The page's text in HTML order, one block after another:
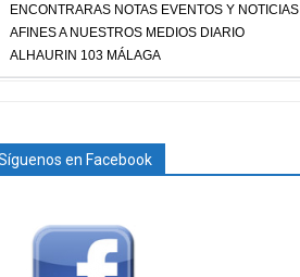
ENCONTRARAS NOTAS EVENTOS Y NOTICIAS
AFINES A NUESTROS MEDIOS DIARIO
ALHAURIN 103 MÁLAGA
en Facebook